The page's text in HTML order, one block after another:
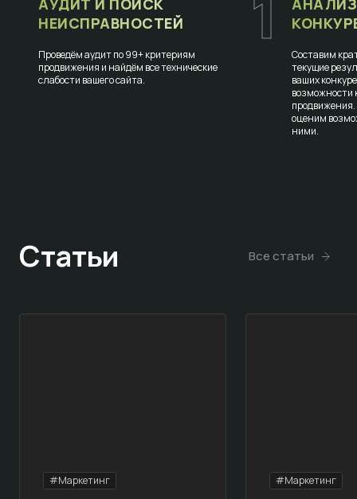
АУДИТ И ПОИСК
НЕИСПРАВНОСТЕЙ
Проведём аудит по 99+ критериям
продвижения и найдём все технические
слабости вашего сайта.
Составим
текущие
ваших
возможности
оценим
ними.
Статьи Все статьи
#Маркетинг #Маркетинг